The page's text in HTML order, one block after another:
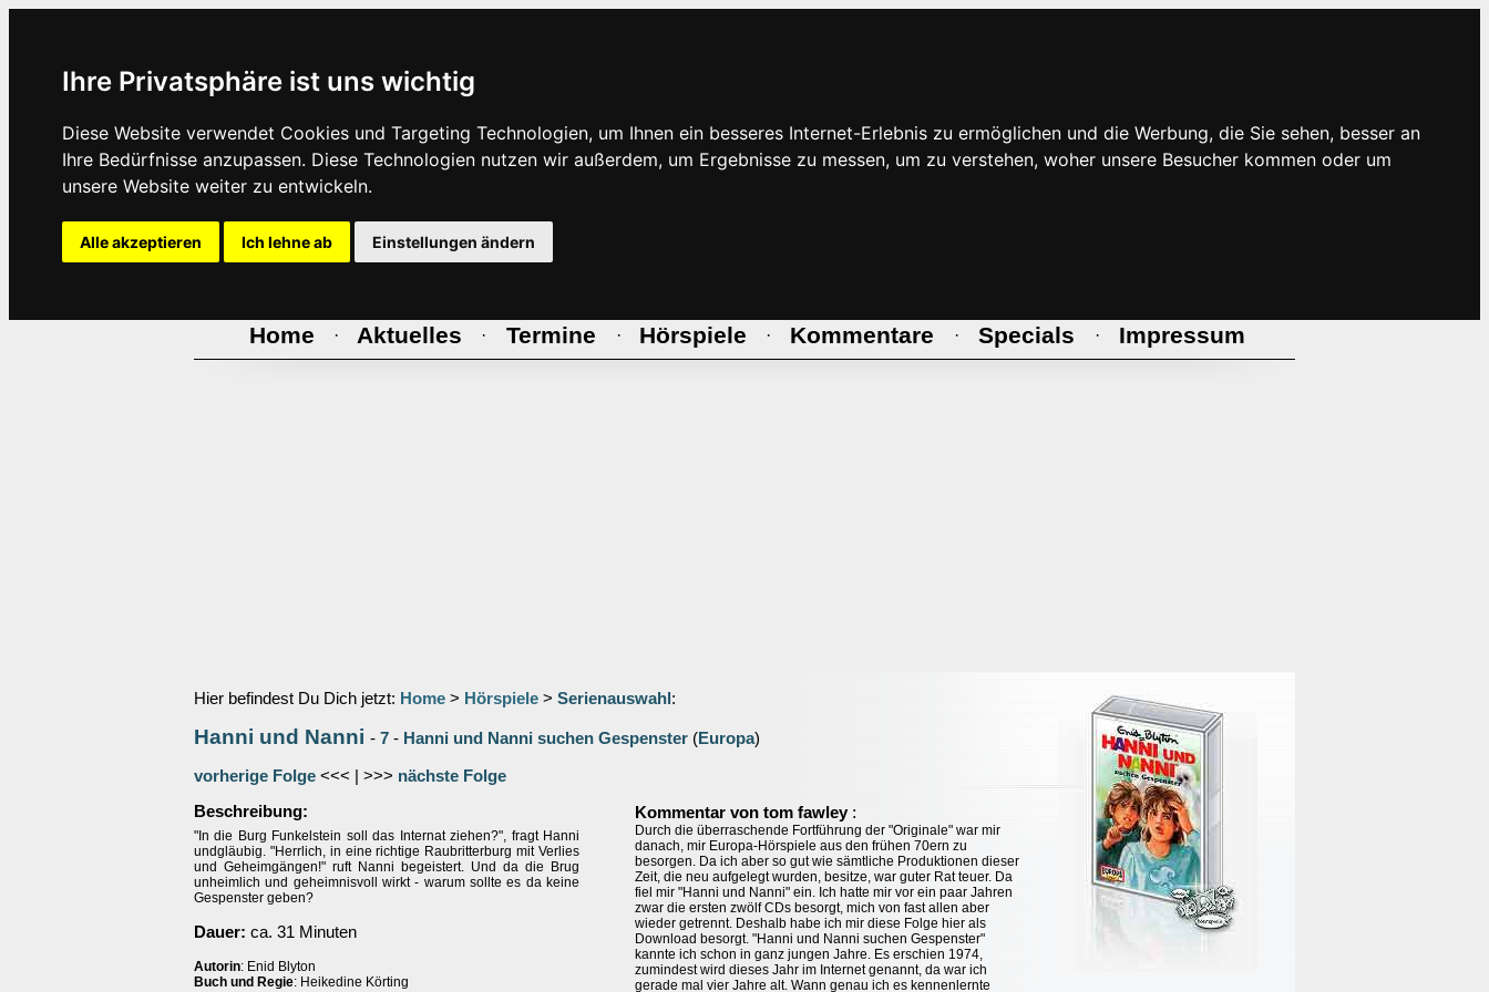
Ihre Privatsphäre ist uns wichtig
Diese Website verwendet Cookies und Targeting Technologien, um Ihnen ein besseres Internet-Erlebnis zu ermöglichen und die Werbung, die Sie sehen, besser an
Ihre Bedürfnisse anzupassen. Diese Technologien nutzen wir außerdem, um Ergebnisse zu messen, um zu verstehen, woher unsere Besucher kommen oder um
unsere Website weiter zu entwickeln.
Alle akzeptieren Ich lehne ab Einstellungen ändern
Home · Aktuelles · Termine · Hörspiele · Kommentare · Specials · Impressum
Hier befindest Du Dich jetzt: Home > Hörspiele > Serienauswahl :
Hanni und Nanni - 7 - Hanni und Nanni suchen Gespenster (Europa)
vorherige Folge <<< | >>> nächste Folge
Beschreibung:
"In die Burg Funkelstein soll das Internat ziehen?", fragt Hanni
undgläubig. "Herrlich, in eine richtige Raubritterburg mit Verlies
und Geheimgängen!" ruft Nanni begeistert. Und da die Brug
unheimlich und geheimnisvoll wirkt - warum sollte es da keine
Gespenster geben?
Dauer: ca. 31 Minuten
Autorin: Enid Blyton
Buch und Regie: Heikedine Körting
Kommentar von tom fawley :
Durch die überraschende Fortführung der "Originale" war mir
danach, mir Europa-Hörspiele aus den frühen 70ern zu
besorgen. Da ich aber so gut wie sämtliche Produktionen dieser
Zeit, die neu aufgelegt wurden, besitze, war guter Rat teuer. Da
fiel mir "Hanni und Nanni" ein. Ich hatte mir vor ein paar Jahren
zwar die ersten zwölf CDs besorgt, mich von fast allen aber
wieder getrennt. Deshalb habe ich mir diese Folge hier als
Download besorgt. "Hanni und Nanni suchen Gespenster"
kannte ich schon in ganz jungen Jahre. Es erschien 1974,
zumindest wird dieses Jahr im Internet genannt, da war ich
gerade mal vier Jahre alt. Wann genau ich es kennenlernte